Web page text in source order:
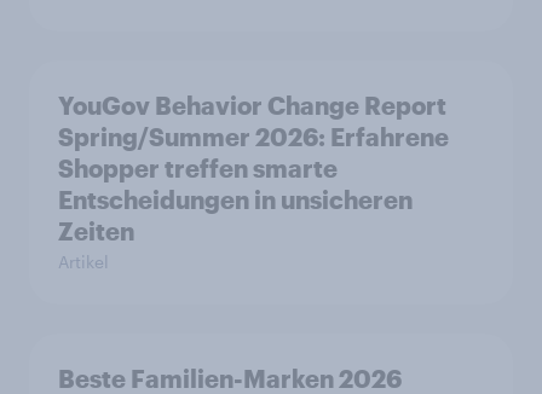
YouGov Behavior Change Report
Spring/Summer 2026: Erfahrene
Shopper treffen smarte
Entscheidungen in unsicheren
Zeiten
Artikel
Beste Familien-Marken 2026